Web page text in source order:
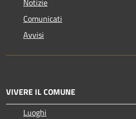
Comunicati
Avvisi
VIVERE IL COMUNE
Luoghi